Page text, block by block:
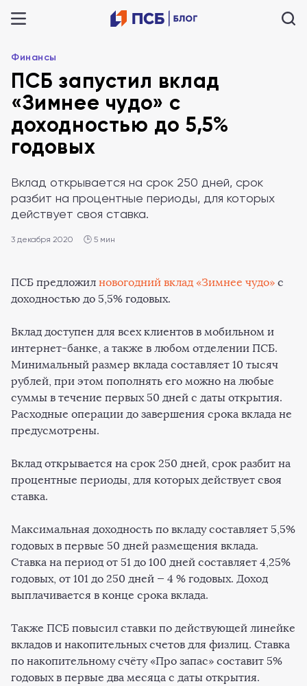
Финансы
ПСБ запустил вклад
«Зимнее чудо» с
доходностью до 5,5%
годовых
Вклад открывается на срок 250 дней, срок
разбит на процентные периоды, для которых
действует своя ставка.
3 декабря 2020 🕒 5 мин
ПСБ предложил новогодний вклад «Зимнее чудо» с
доходностью до 5,5% годовых.
Вклад доступен для всех клиентов в мобильном и
интернет-банке, а также в любом отделении ПСБ.
Минимальный размер вклада составляет 10 тысяч
рублей, при этом пополнять его можно на любые
суммы в течение первых 50 дней с даты открытия.
Расходные операции до завершения срока вклада не
предусмотрены.
Вклад открывается на срок 250 дней, срок разбит на
процентные периоды, для которых действует своя
ставка.
Максимальная доходность по вкладу составляет 5,5%
годовых в первые 50 дней размещения вклада.
Ставка на период от 51 до 100 дней составляет 4,25%
годовых, от 101 до 250 дней — 4 % годовых. Доход
выплачивается в конце срока вклада.
Также ПСБ повысил ставки по действующей линейке
вкладов и накопительных счетов для физлиц. Ставка
по накопительному счёту «Про запас» составит 5%
годовых в первые два месяца с даты открытия.